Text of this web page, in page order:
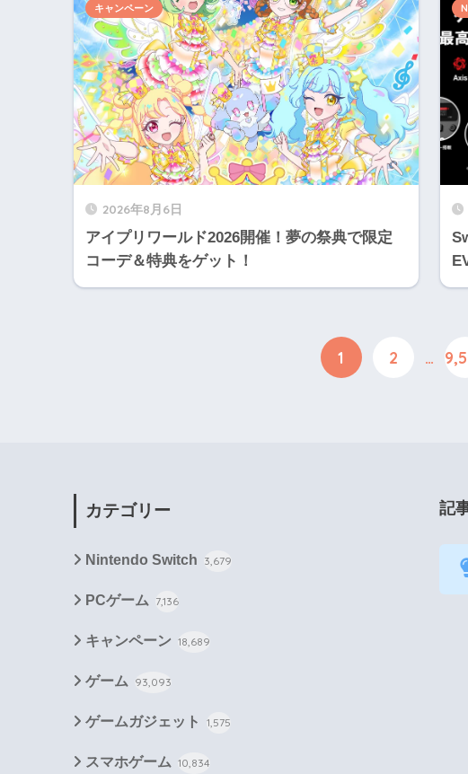
2026年8月6日
アイプリワールド2026開催！夢の祭典で限定
コーデ＆特典をゲット！
キャンペーン
1 2 …
カテゴリー
Nintendo Switch 3,679
PCゲーム 7,136
キャンペーン 18,689
ゲーム 93,093
ゲームガジェット 1,575
スマホゲーム 10,834
記